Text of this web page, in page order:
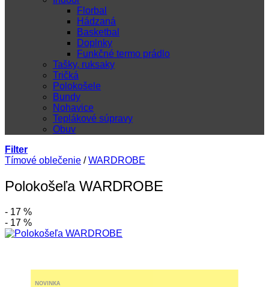
Florbal
Hádzaná
Basketbal
Doplnky
Funkčné termo prádlo
Tašky, ruksaky
Tričká
Polokošele
Bundy
Nohavice
Teplákové súpravy
Obuv
Filter
Tímové oblečenie / WARDROBE
Polokošeľa WARDROBE
- 17 %
- 17 %
NOVINKA